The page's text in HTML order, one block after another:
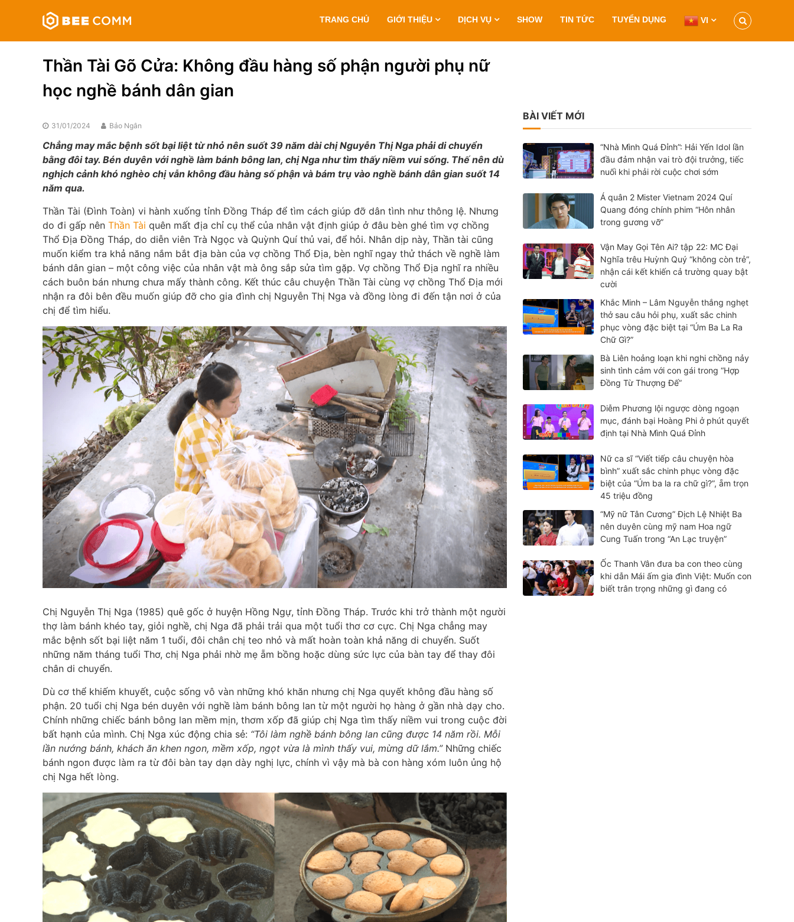
Bee
Comm
Truyền
đa
tiện
TRANG CHỦ GIỚI THIỆU DỊCH VỤ SHOW TIN TỨC TUYỂN DỤNG VI
Thần Tài Gõ Cửa: Không đầu hàng số phận người phụ nữ
học nghề bánh dân gian
31/01/2024 Bảo Ngân
Chẳng may mắc bệnh sốt bại liệt từ nhỏ nên suốt 39 năm dài chị Nguyễn Thị Nga phải di chuyển
bằng đôi tay. Bén duyên với nghề làm bánh bông lan, chị Nga như tìm thấy niềm vui sống. Thế nên dù
nghịch cảnh khó nghèo chị vẫn không đầu hàng số phận và bám trụ vào nghề bánh dân gian suốt 14
năm qua.
Thần Tài (Đình Toàn) vi hành xuống tỉnh Đồng Tháp để tìm cách giúp đỡ dân tình như thông lệ. Nhưng
do đi gấp nên Thần Tài quên mất địa chỉ cụ thể của nhân vật định giúp ở đâu bèn ghé tìm vợ chồng
Thổ Địa Đồng Tháp, do diễn viên Trà Ngọc và Quỳnh Quí thủ vai, để hỏi. Nhân dịp này, Thần tài cũng
muốn kiểm tra khả năng nắm bắt địa bàn của vợ chồng Thổ Địa, bèn nghĩ ngay thử thách về nghề làm
bánh dân gian – một công việc của nhân vật mà ông sắp sửa tìm gặp. Vợ chồng Thổ Địa nghĩ ra nhiều
cách buôn bán nhưng chưa mấy thành công. Kết thúc câu chuyện Thần Tài cùng vợ chồng Thổ Địa mới
nhận ra đôi bên đều muốn giúp đỡ cho gia đình chị Nguyễn Thị Nga và đồng lòng đi đến tận nơi ở của
chị để tìm hiểu.
Chị Nguyễn Thị Nga (1985) quê gốc ở huyện Hồng Ngự, tỉnh Đồng Tháp. Trước khi trở thành một người
thợ làm bánh khéo tay, giỏi nghề, chị Nga đã phải trải qua một tuổi thơ cơ cực. Chị Nga chẳng may
mắc bệnh sốt bại liệt năm 1 tuổi, đôi chân chị teo nhỏ và mất hoàn toàn khả năng di chuyển. Suốt
những năm tháng tuổi Thơ, chị Nga phải nhờ mẹ ẵm bồng hoặc dùng sức lực của bàn tay để thay đôi
chân di chuyển.
Dù cơ thể khiếm khuyết, cuộc sống vô vàn những khó khăn nhưng chị Nga quyết không đầu hàng số
phận. 20 tuổi chị Nga bén duyên với nghề làm bánh bông lan từ một người họ hàng ở gần nhà dạy cho.
Chính những chiếc bánh bông lan mềm mịn, thơm xốp đã giúp chị Nga tìm thấy niềm vui trong cuộc đời
bất hạnh của mình. Chị Nga xúc động chia sẻ: “Tôi làm nghề bánh bông lan cũng được 14 năm rồi. Mỗi
lần nướng bánh, khách ăn khen ngon, mềm xốp, ngọt vừa là mình thấy vui, mừng dữ lắm.”Những chiếc
bánh ngon được làm ra từ đôi bàn tay dạn dày nghị lực, chính vì vậy mà bà con hàng xóm luôn ủng hộ
chị Nga hết lòng.
BÀI VIẾT MỚI
“Nhà Mình Quá Đỉnh”: Hải Yến Idol lần
đầu đảm nhận vai trò đội trưởng, tiếc
nuối khi phải rời cuộc chơi sớm
Á quân 2 Mister Vietnam 2024 Quí
Quang đóng chính phim “Hôn nhân
trong gương vỡ”
Vận May Gọi Tên Ai? tập 22: MC Đại
Nghĩa trêu Huỳnh Quý “không còn trẻ”,
nhận cái kết khiến cả trường quay bật
cười
Khắc Minh – Lâm Nguyễn thắng nghẹt
thở sau câu hỏi phụ, xuất sắc chinh
phục vòng đặc biệt tại “Úm Ba La Ra
Chữ Gì?”
Bà Liên hoảng loạn khi nghi chồng nảy
sinh tình cảm với con gái trong “Hợp
Đồng Từ Thượng Đế”
Diễm Phương lội ngược dòng ngoạn
mục, đánh bại Hoàng Phi ở phút quyết
định tại Nhà Mình Quá Đỉnh
Nữ ca sĩ “Viết tiếp câu chuyện hòa
bình” xuất sắc chinh phục vòng đặc
biệt của “Úm ba la ra chữ gì?”, ẵm trọn
45 triệu đồng
“Mỹ nữ Tân Cương” Địch Lệ Nhiệt Ba
nên duyên cùng mỹ nam Hoa ngữ
Cung Tuấn trong “An Lạc truyện”
Ốc Thanh Vân đưa ba con theo cùng
khi dẫn Mái ấm gia đình Việt: Muốn con
biết trân trọng những gì đang có